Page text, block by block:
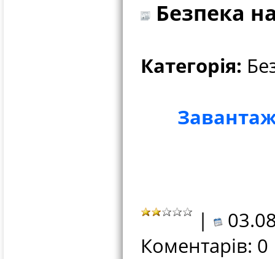
Безпека
Категорія:
|
Коментарів: